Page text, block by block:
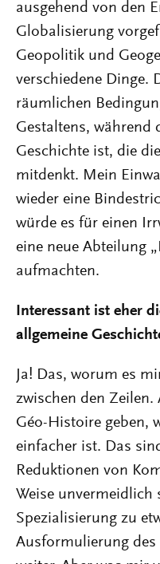
ausgehend von den
Globalisierung
Geopolitik und
verschiedene Dinge.
räumlichen
Gestaltens, während
Geschichte ist, die
mitdenkt. Mein
wieder eine
würde es für einen
eine neue Abteilung
aufmachten.
Interessant ist eher
allgemeine
Ja! Das, worum es
zwischen den Zeilen.
Géo-Histoire geben,
einfacher ist. Das
Reduktionen von
Weise unvermeidlich
Spezialisierung zu
Ausformulierung